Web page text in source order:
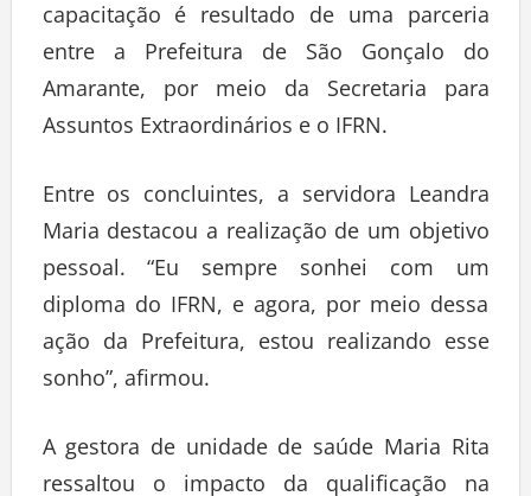
capacitação é resultado de uma parceria
entre a Prefeitura de São Gonçalo do
Amarante, por meio da Secretaria para
Assuntos Extraordinários e o IFRN.
Entre os concluintes, a servidora Leandra
Maria destacou a realização de um objetivo
pessoal. “Eu sempre sonhei com um
diploma do IFRN, e agora, por meio dessa
ação da Prefeitura, estou realizando esse
sonho”, afirmou.
A gestora de unidade de saúde Maria Rita
ressaltou o impacto da qualificação na